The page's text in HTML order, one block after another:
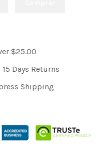
$25.00
Days Returns
Shipping